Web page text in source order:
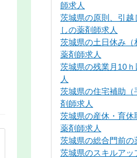
師求人
茨城県の原則、引越
しの薬剤師求人
茨城県の土日休み（
薬剤師求人
茨城県の残業月10
人
茨城県の住宅補助（
剤師求人
茨城県の産休・育休
薬剤師求人
茨城県の総合門前の
茨城県のスキルアッ